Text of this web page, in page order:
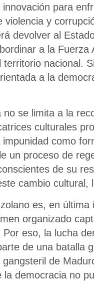
para
violencia y
devolver al
a la
territorio nacional.
a la
no se limita a la
culturales
impunidad como
un proceso de
de su
cambio cultural,
es, en
organizado
Por eso, la lucha
de una batalla
gangsteril de
la democracia no